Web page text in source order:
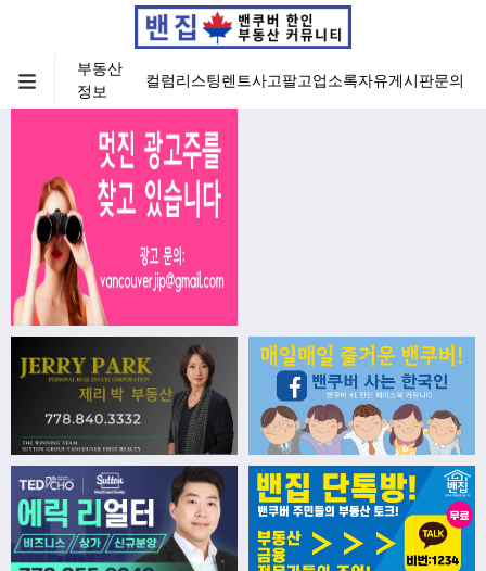
부동산
정보
컬럼리스팅렌트사고팔고업소록자유게시판문의